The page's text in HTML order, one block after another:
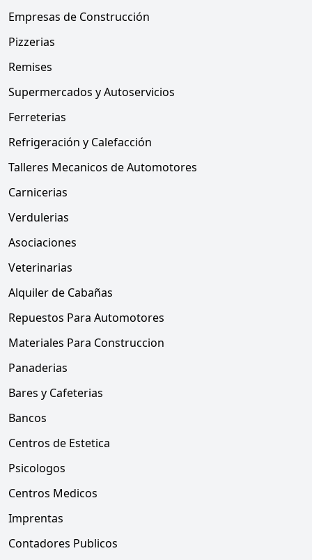
Empresas de Construcción
Pizzerias
Remises
Supermercados y Autoservicios
Ferreterias
Refrigeración y Calefacción
Talleres Mecanicos de Automotores
Carnicerias
Verdulerias
Asociaciones
Veterinarias
Alquiler de Cabañas
Repuestos Para Automotores
Materiales Para Construccion
Panaderias
Bares y Cafeterias
Bancos
Centros de Estetica
Psicologos
Centros Medicos
Imprentas
Contadores Publicos